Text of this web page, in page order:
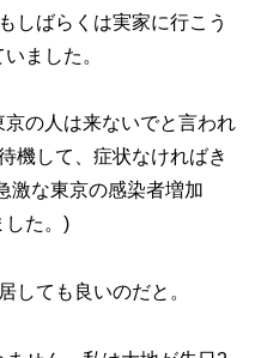
しばらくは実家に行こう
ました。
の人は来ないでと言われ
機して、症状なければき
激な東京の感染者増加
した。)
しても良いのだと。